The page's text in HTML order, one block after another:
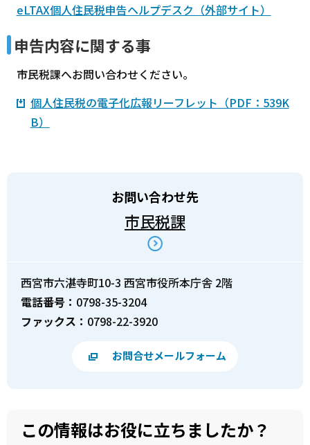
eLTAX個人住民税申告ヘルプデスク（外部サイト）
申告内容に関する事
市民税課へお問い合わせください。
個人住民税の電子化広報リーフレット（PDF：539K
B）
お問い合わせ先
市民税課
西宮市六湛寺町10-3 西宮市役所本庁舎 2階
電話番号： 0798-35-3204
ファックス： 0798-22-3920
お問合せメールフォーム
この情報はお役に立ちましたか？